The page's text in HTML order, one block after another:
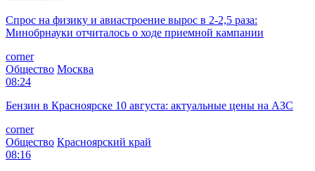
Спрос на физику и авиастроение вырос в 2-2,5 раза:
Минобрнауки отчиталось о ходе приемной кампании
corner
Общество Москва
08:24
Бензин в Красноярске 10 августа: актуальные цены на АЗС
corner
Общество Красноярский край
08:16